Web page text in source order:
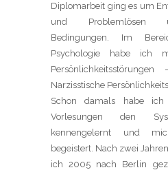
Diplomarbeit ging es um
und Problemlösen
Bedingungen. Im
Psychologie habe ich
Narzisstische
Schon damals habe
Vorlesungen den
kennengelernt und
begeistert. Nach zwei
ich 2005 nach Berlin